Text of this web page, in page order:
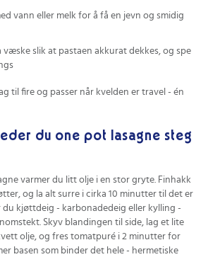
vann eller melk for å få en jevn og smidig
væske slik at pastaen akkurat dekkes, og spe
til fire og passer når kvelden er travel - én
du one pot lasagne steg
varmer du litt olje i en stor gryte. Finhakk
og la alt surre i cirka 10 minutter til det er
kjøttdeig - karbonadedeig eller kylling -
Skyv blandingen til side, lag et lite
olje, og fres tomatpuré i 2 minutter for
basen som binder det hele - hermetiske